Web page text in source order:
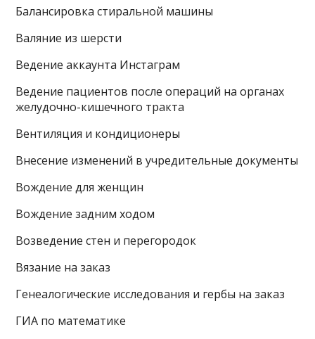
Балансировка стиральной машины
Валяние из шерсти
Ведение аккаунта Инстаграм
Ведение пациентов после операций на органах
желудочно-кишечного тракта
Вентиляция и кондиционеры
Внесение изменений в учредительные документы
Вождение для женщин
Вождение задним ходом
Возведение стен и перегородок
Вязание на заказ
Генеалогические исследования и гербы на заказ
ГИА по математике